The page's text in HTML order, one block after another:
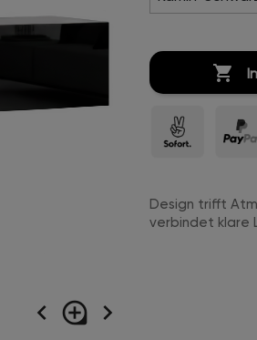
navigate_before loupe navigate_next

Design trifft
verbindet klare